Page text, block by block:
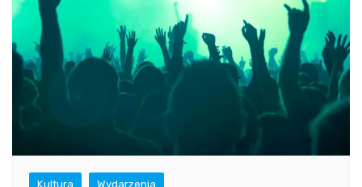
Kultura Wydarzenia